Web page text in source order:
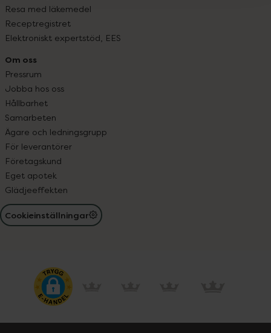
Resa med läkemedel
Receptregistret
Elektroniskt expertstöd, EES
Om oss
Pressrum
Jobba hos oss
Hållbarhet
Samarbeten
Ägare och ledningsgrupp
För leverantörer
Företagskund
Eget apotek
Glädjeeffekten
Cookieinställningar